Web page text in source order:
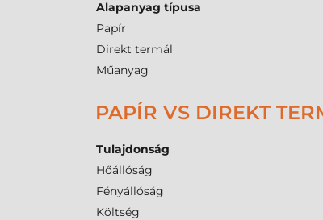
Alapanyag típusa
Papír
Direkt termál
Műanyag
PAPÍR VS DIREKT
Tulajdonság
Hőállóság
Fényállóság
Költség